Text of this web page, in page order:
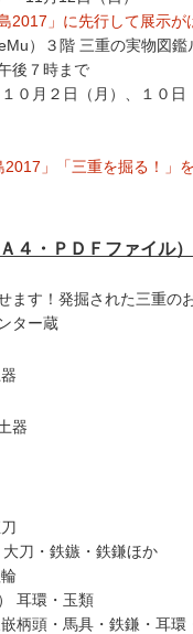
2017」に先行して展示が
）３階 三重の実物図鑑
後７時まで
０月２日（月）、１０日
」「三重を掘る！」
４・ＰＤＦファイル）
ます！発掘された三重の
ター蔵
器
刀・鉄鏃・鉄鎌ほか
耳環・玉類
柄頭・馬具・鉄鎌・耳環